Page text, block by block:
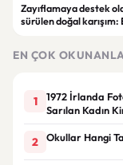
Zayıflamaya destek
sürülen doğal karışım:
EN ÇOK
1
1972 İrlanda
Sarılan Kadın
2 Okullar Hangi